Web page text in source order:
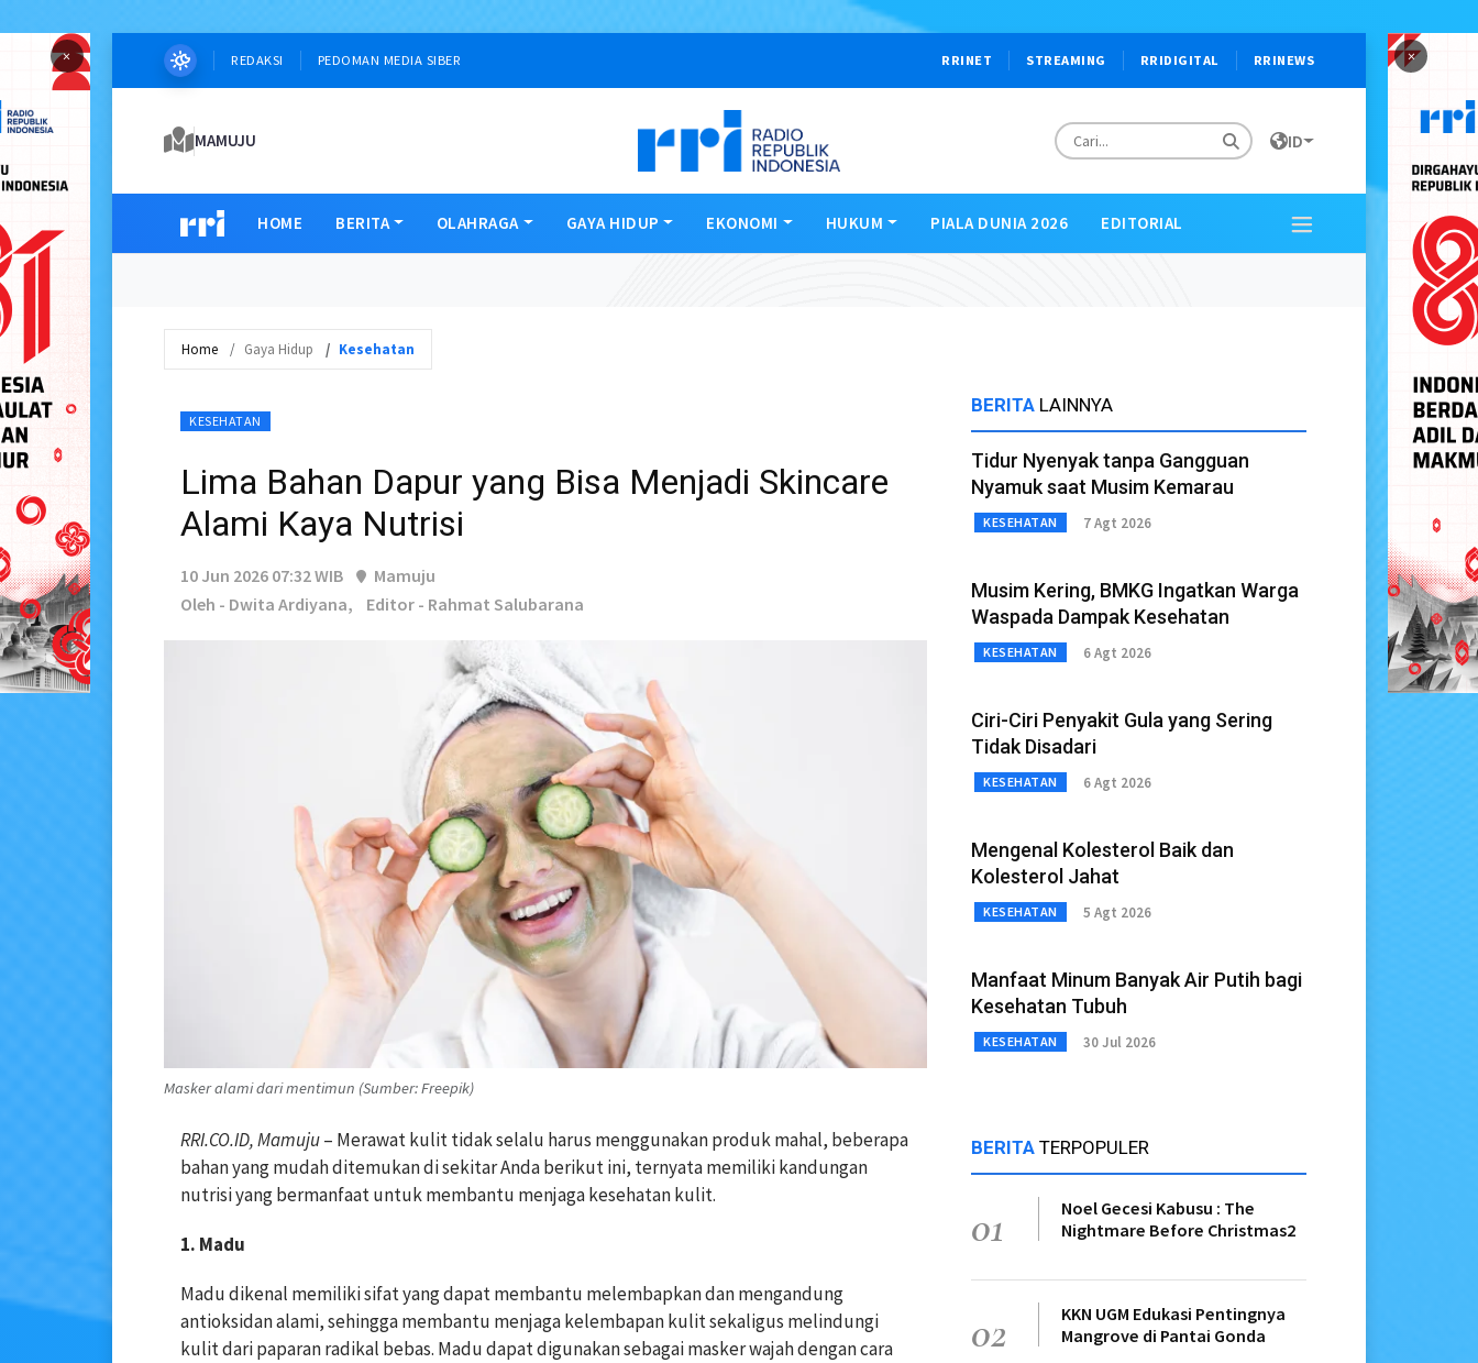
× ×
REDAKSI PEDOMAN MEDIA SIBER RRINET STREAMING RRIDIGITAL RRINEWS
MAMUJU ID
HOME BERITA OLAHRAGA GAYA HIDUP EKONOMI HUKUM PIALA DUNIA 2026 EDITORIAL
Home Gaya Hidup Kesehatan
KESEHATAN
Lima Bahan Dapur yang Bisa Menjadi Skincare
Alami Kaya Nutrisi
10 Jun 2026 07:32 WIB
Mamuju
Oleh - Dwita Ardiyana,
Editor - Rahmat Salubarana
Masker alami dari mentimun (Sumber: Freepik)
RRI.CO.ID, Mamuju– Merawat kulit tidak selalu harus menggunakan produk mahal, beberapa
bahan yang mudah ditemukan di sekitar Anda berikut ini, ternyata memiliki kandungan
nutrisi yang bermanfaat untuk membantu menjaga kesehatan kulit.
1. Madu
Madu dikenal memiliki sifat yang dapat membantu melembapkan dan mengandung
antioksidan alami, sehingga membantu menjaga kelembapan kulit sekaligus melindungi
kulit dari paparan radikal bebas. Madu dapat digunakan sebagai masker wajah dengan cara
BERITA LAINNYA
Tidur Nyenyak tanpa Gangguan
Nyamuk saat Musim Kemarau
KESEHATAN 7 Agt 2026
Musim Kering, BMKG Ingatkan Warga
Waspada Dampak Kesehatan
KESEHATAN 6 Agt 2026
Ciri-Ciri Penyakit Gula yang Sering
Tidak Disadari
KESEHATAN 6 Agt 2026
Mengenal Kolesterol Baik dan
Kolesterol Jahat
KESEHATAN 5 Agt 2026
Manfaat Minum Banyak Air Putih bagi
Kesehatan Tubuh
KESEHATAN 30 Jul 2026
BERITA TERPOPULER
01
Noel Gecesi Kabusu : The
Nightmare Before Christmas2
02
KKN UGM Edukasi Pentingnya
Mangrove di Pantai Gonda